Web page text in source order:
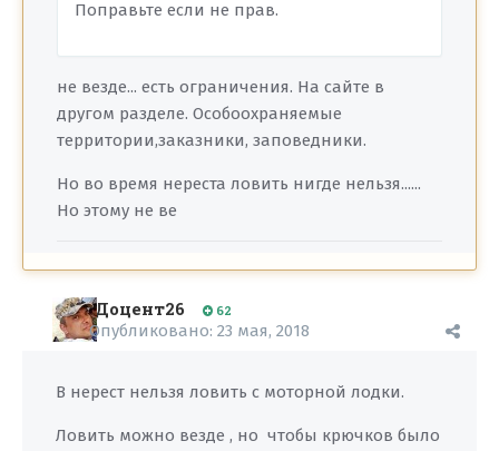
Поправьте если не прав.
не везде... есть ограничения. На сайте в
другом разделе. Особоохраняемые
территории,заказники, заповедники.
Но во время нереста ловить нигде нельзя......
Но этому не ве
Доцент26 62
Опубликовано: 23 мая, 2018
В нерест нельзя ловить с моторной лодки.
Ловить можно везде , но чтобы крючков было